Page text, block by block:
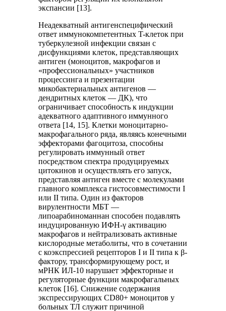
экспансии [13].
Неадекватный антигенспецифический
ответ иммунокомпетентных T-клеток при
туберкулезной инфекции связан с
дисфункциями клеток, представляющих
антиген (моноцитов, макрофагов и
«профессиональных» участников
процессинга и презентации
микобактериальных антигенов —
дендритных клеток — ДК), что
ограничивает способность к индукции
адекватного адаптивного иммунного
ответа [14, 15]. Клетки моноцитарно-
макрофагального ряда, являясь конечными
эффекторами фагоцитоза, способны
регулировать иммунный ответ
посредством спектра продуцируемых
цитокинов и осуществлять его запуск,
представляя антиген вместе с молекулами
главного комплекса гистосовместимости I
или II типа. Один из факторов
вирулентности МБТ —
липоарабиноманнан способен подавлять
индуцированную ИФН-γ активацию
макрофагов и нейтрализовать активные
кислородные метаболиты, что в сочетании
с коэкспрессией рецепторов I и II типа к β-
фактору, трансформирующему рост, и
мРНК ИЛ-10 нарушает эффекторные и
регуляторные функции макрофагальных
клеток [16]. Снижение содержания
экспрессирующих CD80+ моноцитов у
больных ТЛ служит причиной